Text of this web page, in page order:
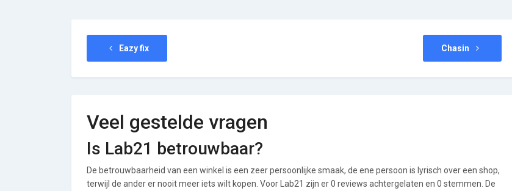
Eazy fix Chasin
Veel gestelde vragen
Is Lab21 betrouwbaar?
De betrouwbaarheid van een winkel is een zeer persoonlijke smaak, de ene persoon is lyrisch over een shop,
terwijl de ander er nooit meer iets wilt kopen. Voor Lab21 zijn er 0 reviews achtergelaten en 0 stemmen. De